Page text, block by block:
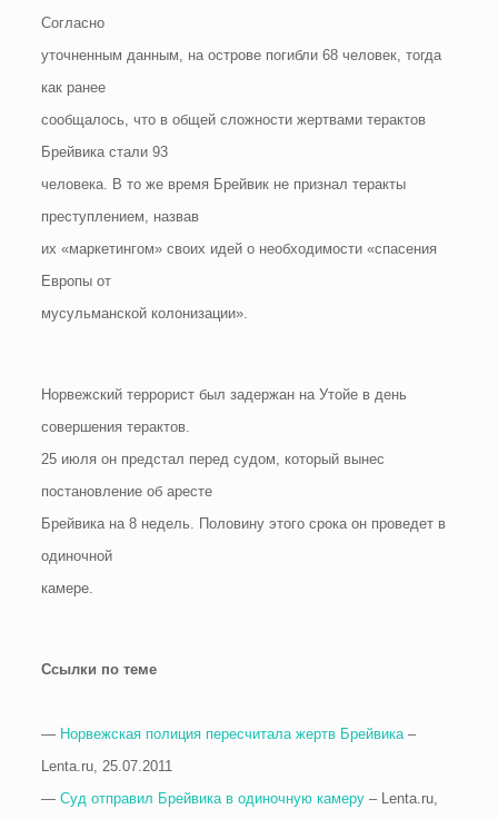
Согласно
уточненным данным, на острове погибли 68 человек, тогда
как ранее
сообщалось, что в общей сложности жертвами терактов
Брейвика стали 93
человека. В то же время Брейвик не признал теракты
преступлением, назвав
их «маркетингом» своих идей о необходимости «спасения
Европы от
мусульманской колонизации».
Норвежский террорист был задержан на Утойе в день
совершения терактов.
25 июля он предстал перед судом, который вынес
постановление об аресте
Брейвика на 8 недель. Половину этого срока он проведет в
одиночной
камере.
Ссылки по теме
— Норвежская полиция пересчитала жертв Брейвика–
Lenta.ru, 25.07.2011
— Суд отправил Брейвика в одиночную камеру– Lenta.ru,